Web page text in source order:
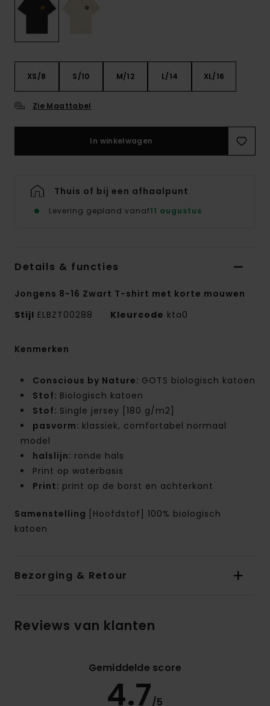
XS/8 S/10 M/12 L/14 XL/16
Zie Maattabel
In winkelwagen
Thuis of bij een afhaalpunt
Levering gepland vanaf11 augustus
Details & functies
Jongens 8-16 Zwart T-shirt met korte mouwen
Stijl ELBZT00288 Kleurcode kta0
Kenmerken
Conscious by Nature: GOTS biologisch katoen
Stof: Biologisch katoen
Stof: Single jersey [180 g/m2]
pasvorm: klassiek, comfortabel normaal
model
halslijn: ronde hals
Print op waterbasis
Print: print op de borst en achterkant
Samenstelling
[Hoofdstof] 100% biologisch
katoen
Bezorging & Retour
Reviews van klanten
Gemiddelde score
4.7/5